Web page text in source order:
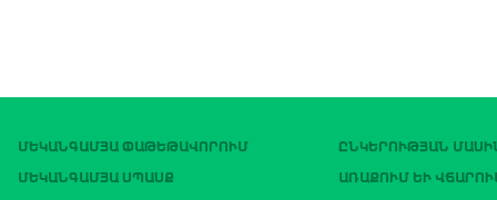
ՄԵԿԱՆԳԱՄՅԱ ՓԱԹԵԹԱՎՈՐՈՒՄ
ՄԵԿԱՆԳԱՄՅԱ ՍՊԱՍՔ
ԸՆԿԵՐՈՒԹՅԱՆ
ԱՌԱՔՈՒՄ ԵՒ